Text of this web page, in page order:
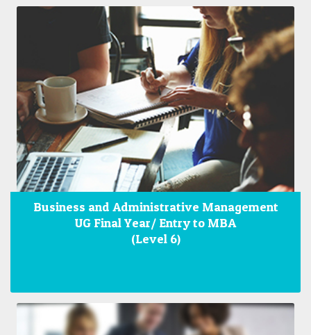
Business and Administrative Management
UG Final Year/ Entry to MBA
(Level 6)